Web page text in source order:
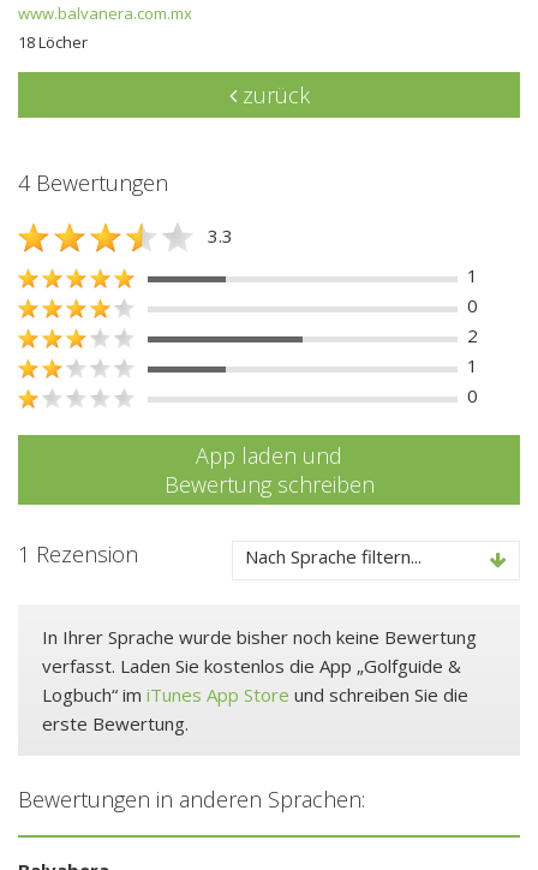
www.balvanera.com.mx
18 Löcher
zurück
4 Bewertungen
3.3
1
0
2
1
0
App laden und
Bewertung schreiben
1 Rezension Nach Sprache filtern...
In Ihrer Sprache wurde bisher noch keine Bewertung
verfasst. Laden Sie kostenlos die App „Golfguide &
Logbuch“ im iTunes App Store und schreiben Sie die
erste Bewertung.
Bewertungen in anderen Sprachen: